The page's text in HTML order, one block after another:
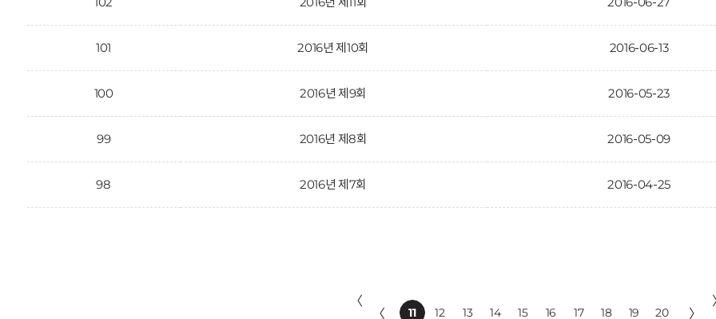
101 2016년 제10회 2016-06-13
100 2016년 제9회 2016-05-23
99 2016년 제8회 2016-05-09
98 2016년 제7회 2016-04-25
〈
〈 11 12 13 14 15 16 17 18 19 20 〉